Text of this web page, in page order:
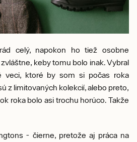
celý, napokon ho tiež osobne
keby tomu bolo inak. Vybral
veci, ktoré by som si počas roka
z limitovaných kolekcií, alebo preto,
roka bolo asi trochu horúco. Takže
- čierne, pretože aj práca na